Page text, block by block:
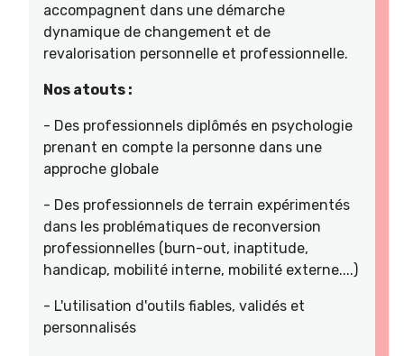
accompagnent dans une démarche
dynamique de changement et de
revalorisation personnelle et professionnelle.
Nos atouts :
- Des professionnels diplômés en psychologie
prenant en compte la personne dans une
approche globale
- Des professionnels de terrain expérimentés
dans les problématiques de reconversion
professionnelles (burn-out, inaptitude,
handicap, mobilité interne, mobilité externe....)
- L'utilisation d'outils fiables, validés et
personnalisés